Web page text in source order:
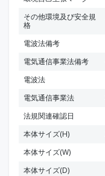
その他環境及び安全規
格
電波法備考
電気通信事業法備考
電波法
電気通信事業法
法規関連確認日
本体サイズ(H)
本体サイズ(W)
本体サイズ(D)